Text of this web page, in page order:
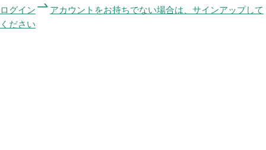
ログイン
アカウントをお持ちでない場合は、サインアップして
ください